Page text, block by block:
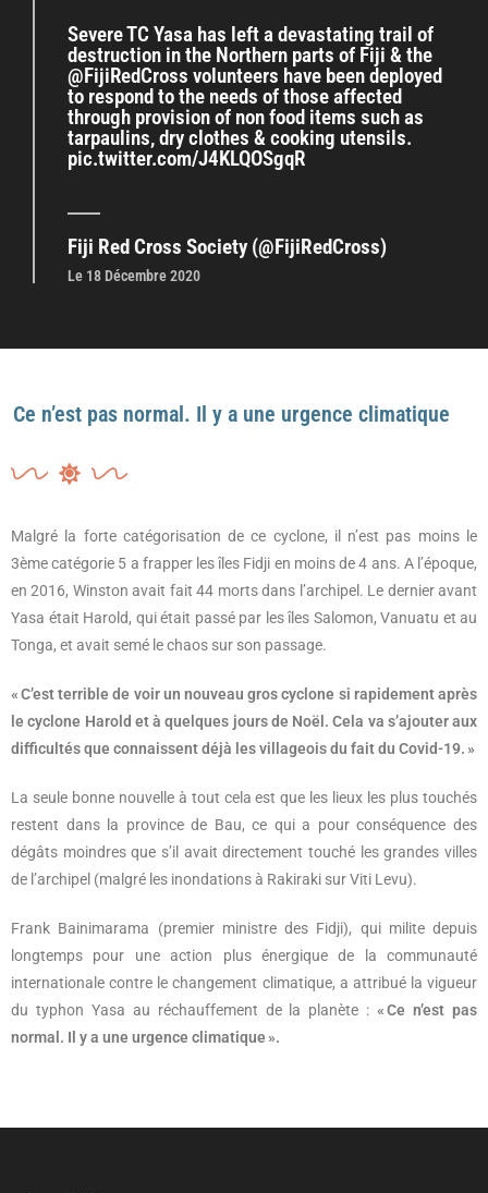
Severe TC Yasa has left a devastating trail of
destruction in the Northern parts of Fiji & the
@FijiRedCross volunteers have been deployed
to respond to the needs of those affected
through provision of non food items such as
tarpaulins, dry clothes & cooking utensils.
pic.twitter.com/J4KLQOSgqR
Fiji Red Cross Society (@FijiRedCross)
Le 18 Décembre 2020
Ce n’est pas normal. Il y a une urgence climatique
Malgré la forte catégorisation de ce cyclone, il n’est pas moins le
3ème catégorie 5 a frapper les îles Fidji en moins de 4 ans. A l’époque,
en 2016, Winston avait fait 44 morts dans l’archipel. Le dernier avant
Yasa était Harold, qui était passé par les îles Salomon, Vanuatu et au
Tonga, et avait semé le chaos sur son passage.
« C’est terrible de voir un nouveau gros cyclone si rapidement après
le cyclone Harold et à quelques jours de Noël.Cela va s’ajouter aux
difficultés que connaissent déjà les villageois du fait du Covid-19. »
La seule bonne nouvelle à tout cela est que les lieux les plus touchés
restent dans la province de Bau, ce qui a pour conséquence des
dégâts moindres que s’il avait directement touché les grandes villes
de l’archipel (malgré les inondations à Rakiraki sur Viti Levu).
Frank Bainimarama (premier ministre des Fidji), qui milite depuis
longtemps pour une action plus énergique de la communauté
internationale contre le changement climatique, a attribué la vigueur
du typhon Yasa au réchauffement de la planète :« Ce n’est pas
normal. Il y a une urgence climatique ».